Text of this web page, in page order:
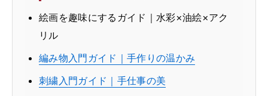
絵画を趣味にするガイド｜水彩×油絵×アク
リル
編み物入門ガイド｜手作りの温かみ
刺繍入門ガイド｜手仕事の美